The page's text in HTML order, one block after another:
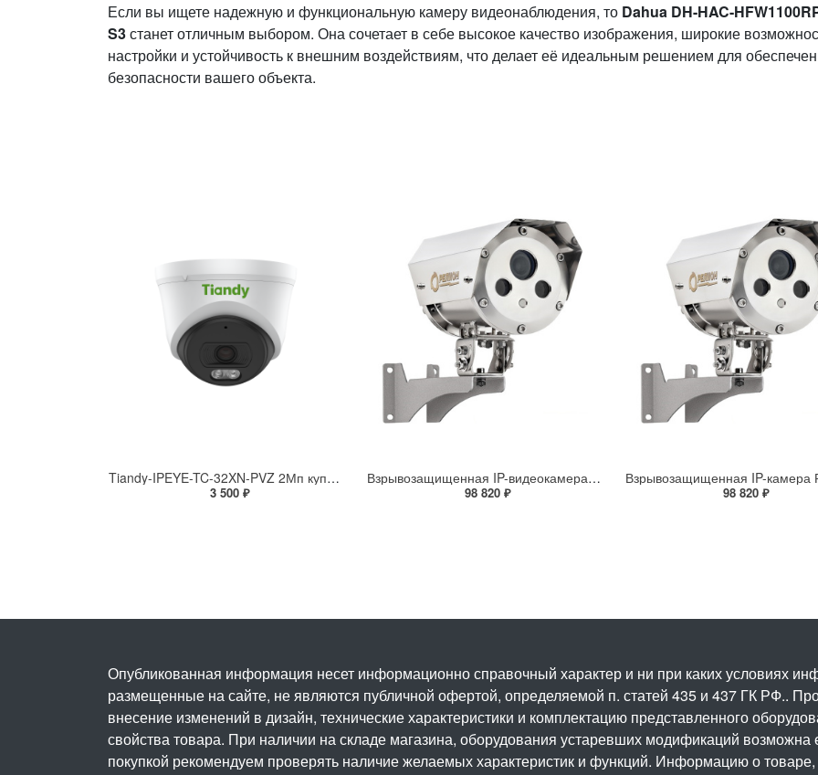
Если вы ищете надежную и функциональную камеру видеонаблюдения, то Dahua DH-HAC-
S3станет отличным выбором. Она сочетает в себе высокое качество изображения, широкие
настройки и устойчивость к внешним воздействиям, что делает её идеальным решением для
безопасности вашего объекта.
Tiandy-IPEYE-TC-32XN-PVZ 2Мп купольная «турель» IP камера с фиксированным объективом, серия SPARK со встроенным агентом IPEYE для ПВЗ
3 500 ₽
Взрывозащищенная IP-видеокамера Релион Релион-Exd-Н-100-ИК-IP5Мп2.8mm-PoE-МК-TR
98 820 ₽ 98 820 ₽
Опубликованная информация несет информационно справочный характер и ни при каких условиях
размещенные на сайте, не являются публичной офертой, определяемой п. статей 435 и 437 ГК РФ..
внесение изменений в дизайн, технические характеристики и комплектацию представленного
свойства товара. При наличии на складе магазина, оборудования устаревших модификаций
покупкой рекомендуем проверять наличие желаемых характеристик и функций. Информацию о товаре,